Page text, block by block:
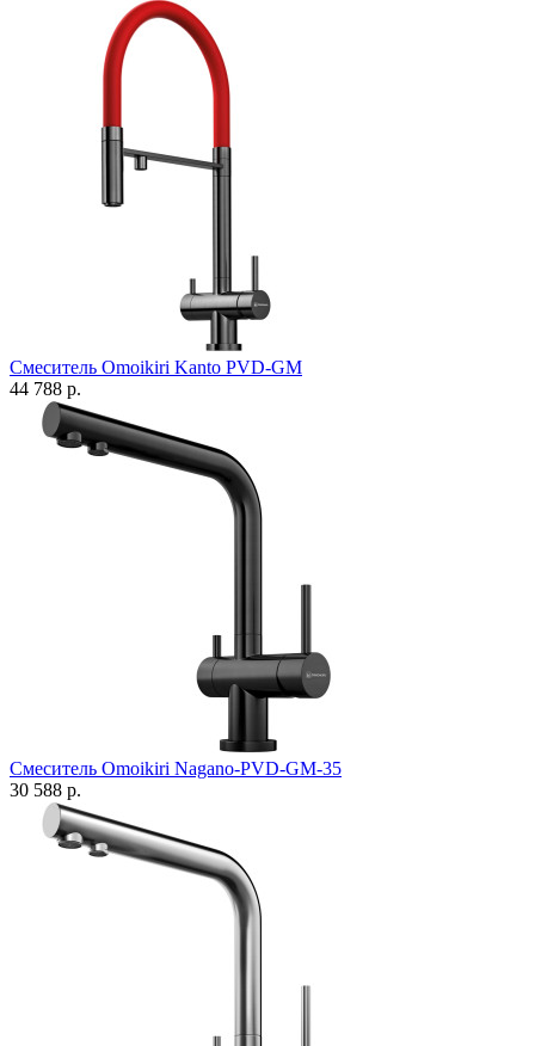
Смеситель Omoikiri Kanto PVD-GM
44 788 р.
Смеситель Omoikiri Nagano-PVD-GM-35
30 588 р.